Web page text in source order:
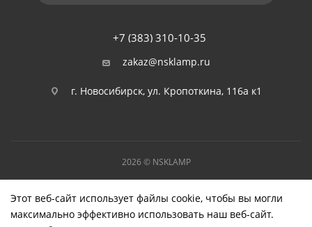
+7 (383) 310-10-35
zakaz@nsklamp.ru
г. Новосибирск, ул. Кропоткина, 116а к1
2026 © NSKLAMP
Этот веб-сайт использует файлы cookie, чтобы вы могли
максимально эффективно использовать наш веб-сайт.